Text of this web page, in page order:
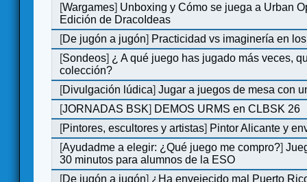
[Wargames] Unboxing y Cómo se juega a Urban
Edición de DracoIdeas
[De jugón a jugón] Practicidad vs imaginería en
[Sondeos] ¿ A qué juego has jugado más veces,
colección?
[Divulgación lúdica]Jugar a juegos de mesa con
[JORNADAS BSK] DEMOS URMS en CLBSK 26
[Pintores, escultores y artistas] Pintor Alicante y
[Ayudadme a elegir: ¿Qué juego me compro?]
30 minutos para alumnos de la ESO
[De jugón a jugón] ¿Ha envejecido mal Puerto